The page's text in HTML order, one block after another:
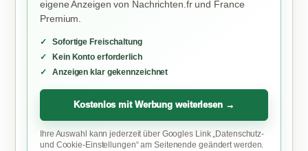
eigene Anzeigen von Nachrichten.fr und France
Premium.
Sofortige Freischaltung
Kein Konto erforderlich
Anzeigen klar gekennzeichnet
Kostenlos mit Werbung weiterlesen →
Ihre Auswahl kann jederzeit über Googles Link „Datenschutz-
und Cookie-Einstellungen“ am Seitenende geändert werden.